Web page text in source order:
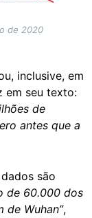
de 2020
inclusive, em
em seu texto:
de
antes que a
são
de 60.000 dos
de Wuhan”,